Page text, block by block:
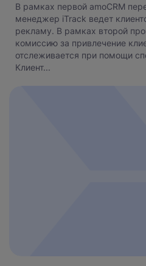
В рамках первой amoCRM
менеджер iTrack ведет
рекламу. В рамках второй
комиссию за привлечение
отслеживается при помощи
Клиент...